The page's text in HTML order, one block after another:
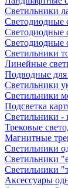
Светильники
Светодиодные
Светодиодные
Светодиодные
Светильники
Линейные
Подводные для
Светильники
Светильники
Подсветка
Светильники -
Трековые
Магнитные
Светильники
Светильники
Светильники
Аксессуары